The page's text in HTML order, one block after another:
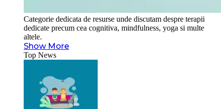
Categorie dedicata de resurse unde discutam despre terapii
dedicate precum cea cognitiva, mindfulness, yoga si multe
altele.
Show More
Top News